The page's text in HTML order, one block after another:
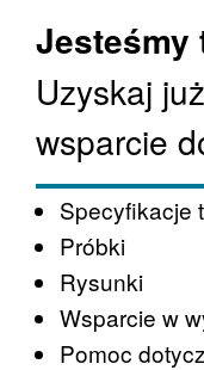
Jesteśmy
Uzyskaj
wsparcie
Specyfikacje
Próbki
Rysunki
Wsparcie w
Pomoc